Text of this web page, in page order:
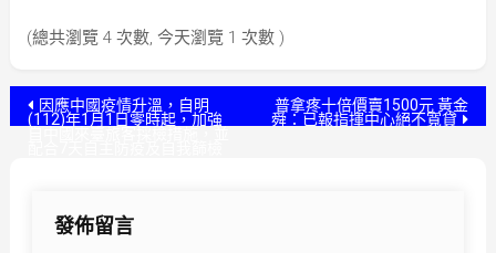
(總共瀏覽 4 次數, 今天瀏覽 1 次數 )
文因應中國疫情升溫，自明
(112)年1月1日零時起，加強
普拿疼十倍價賣1500元 黃金
舜：已報指揮中心絕不寬貸
發佈留言